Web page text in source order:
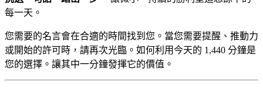
每一天。
您需要的名言會在合適的時間找到您。當您需要提醒、推動力
或開始的許可時，請再次光臨。如何利用今天的 1,440 分鐘是
您的選擇。讓其中一分鐘發揮它的價值。